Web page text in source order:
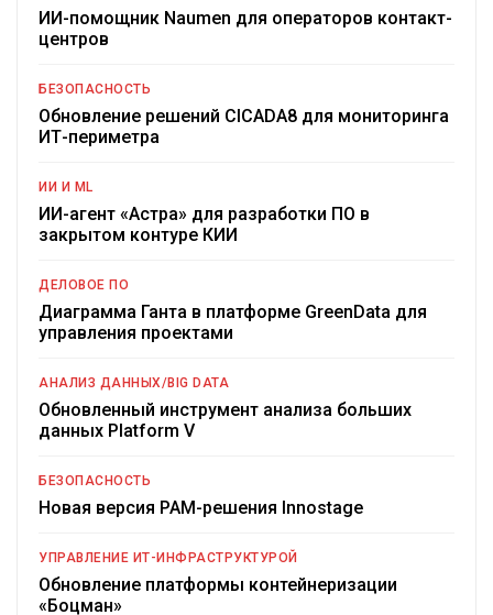
ИИ-помощник Naumen для операторов контакт-
центров
БЕЗОПАСНОСТЬ
Обновление решений CICADA8 для мониторинга
ИТ-периметра
ИИ И ML
ИИ-агент «Астра» для разработки ПО в
закрытом контуре КИИ
ДЕЛОВОЕ ПО
Диаграмма Ганта в платформе GreenData для
управления проектами
АНАЛИЗ ДАННЫХ/BIG DATA
Обновленный инструмент анализа больших
данных Platform V
БЕЗОПАСНОСТЬ
Новая версия PAM-решения Innostage
УПРАВЛЕНИЕ ИТ-ИНФРАСТРУКТУРОЙ
Обновление платформы контейнеризации
«Боцман»